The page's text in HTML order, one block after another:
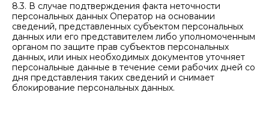
8.3. В случае подтверждения факта неточности
персональных данных Оператор на основании
сведений, представленных субъектом персональных
данных или его представителем либо уполномоченным
органом по защите прав субъектов персональных
данных, или иных необходимых документов уточняет
персональные данные в течение семи рабочих дней со
дня представления таких сведений и снимает
блокирование персональных данных.